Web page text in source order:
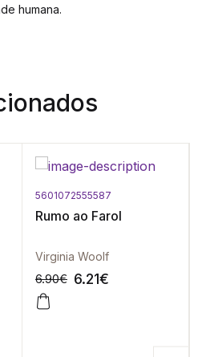
humana.
5601072555587
Rumo ao Farol
Virginia Woolf
6.90€ 6.21€